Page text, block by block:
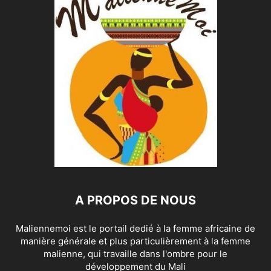
A PROPOS DE NOUS
Maliennemoi est le portail dedié à la femme africaine de
manière générale et plus particulièrement à la femme
malienne, qui travaille dans l'ombre pour le
développement du Mali